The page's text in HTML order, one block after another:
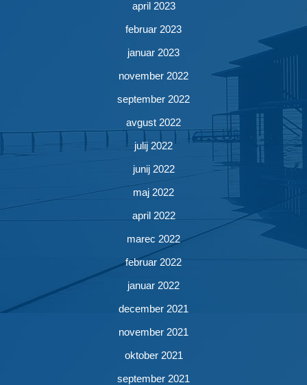
april 2023
februar 2023
januar 2023
november 2022
september 2022
avgust 2022
julij 2022
junij 2022
maj 2022
april 2022
marec 2022
februar 2022
januar 2022
december 2021
november 2021
oktober 2021
september 2021